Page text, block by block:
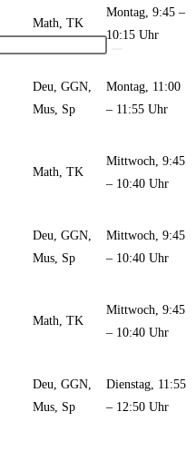
Math, TK
Montag, 9:45 –
10:15 Uhr
Deu, GGN,
Mus, Sp
Montag, 11:00
– 11:55 Uhr
Math, TK
Mittwoch, 9:45
– 10:40 Uhr
Deu, GGN,
Mus, Sp
Mittwoch, 9:45
– 10:40 Uhr
Math, TK
Mittwoch, 9:45
– 10:40 Uhr
Deu, GGN,
Mus, Sp
Dienstag, 11:55
– 12:50 Uhr